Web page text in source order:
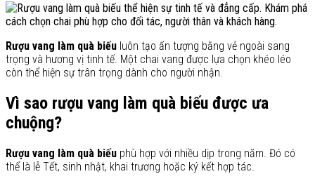
Rượu vang làm quà biếu luôn tạo ấn tượng bằng vẻ ngoài sang
trọng và hương vị tinh tế. Một chai vang được lựa chọn khéo léo
còn thể hiện sự trân trọng dành cho người nhận.
Vì sao rượu vang làm quà biếu được ưa
chuộng?
Rượu vang làm quà biếu phù hợp với nhiều dịp trong năm. Đó có
thể là lễ Tết, sinh nhật, khai trương hoặc ký kết hợp tác.